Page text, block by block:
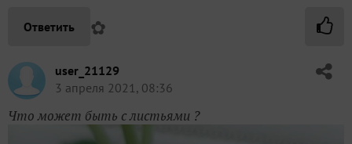
Ответить ✿
user_21129
3 апреля 2021, 08:36
Что может быть с листьями ?